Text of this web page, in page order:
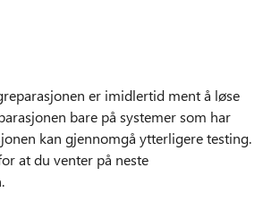
er imidlertid ment å løse
bare på systemer som har
kan gjennomgå ytterligere testing.
at du venter på neste